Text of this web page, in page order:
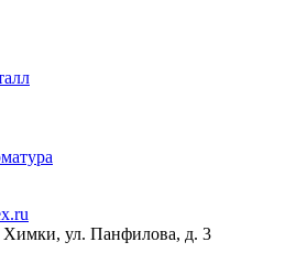
Химки, ул. Панфилова, д. 3